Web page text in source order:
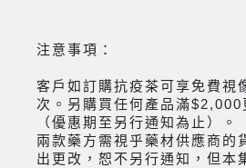
注意事項：
客戶如訂購抗疫茶可享免費視
次。另購買任何產品滿$2,000
（優惠期至另行通知為止）。
兩款藥方需視乎藥材供應商的
出更改，恕不另行通知，但本